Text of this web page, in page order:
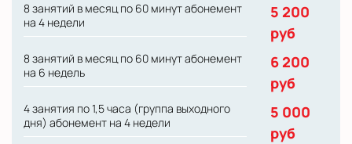
8 занятий в месяц по 60 минут абонемент
на 4 недели
5 200
руб
8 занятий в месяц по 60 минут абонемент
на 6 недель
6 200
руб
4 занятия по 1,5 часа (группа выходного
дня) абонемент на 4 недели
5 000
руб